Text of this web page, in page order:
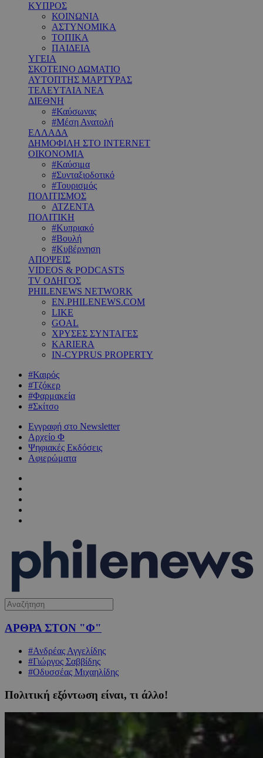
ΚΥΠΡΟΣ
ΚΟΙΝΩΝΙΑ
ΑΣΤΥΝΟΜΙΚΑ
ΤΟΠΙΚΑ
ΠΑΙΔΕΙΑ
ΥΓΕΙΑ
ΣΚΟΤΕΙΝΟ ΔΩΜΑΤΙΟ
ΑΥΤΟΠΤΗΣ ΜΑΡΤΥΡΑΣ
ΤΕΛΕΥΤΑΙΑ ΝΕΑ
ΔΙΕΘΝΗ
#Καύσωνας
#Μέση Ανατολή
ΕΛΛΑΔΑ
ΔΗΜΟΦΙΛΗ ΣΤΟ INTERNET
ΟΙΚΟΝΟΜΙΑ
#Καύσιμα
#Συνταξιοδοτικό
#Τουρισμός
ΠΟΛΙΤΙΣΜΟΣ
ΑΤΖΕΝΤΑ
ΠΟΛΙΤΙΚΗ
#Κυπριακό
#Βουλή
#Κυβέρνηση
ΑΠΟΨΕΙΣ
VIDEOS & PODCASTS
TV ΟΔΗΓΟΣ
PHILENEWS NETWORK
EN.PHILENEWS.COM
LIKE
GOAL
ΧΡΥΣΕΣ ΣΥΝΤΑΓΕΣ
KARIERA
IN-CYPRUS PROPERTY
#Καιρός
#Τζόκερ
#Φαρμακεία
#Σκίτσο
Εγγραφή στο Newsletter
Αρχείο Φ
Ψηφιακές Εκδόσεις
Αφιερώματα
ΑΡΘΡΑ ΣΤΟΝ "Φ"
#Ανδρέας Αγγελίδης
#Γιώργος Σαββίδης
#Οδυσσέας Μιχαηλίδης
Πολιτική εξόντωση είναι, τι άλλο!